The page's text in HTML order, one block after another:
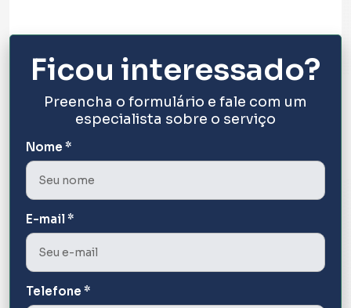
Ficou interessado?
Preencha o formulário e fale com um
especialista sobre o serviço
Nome *
E-mail *
Telefone *